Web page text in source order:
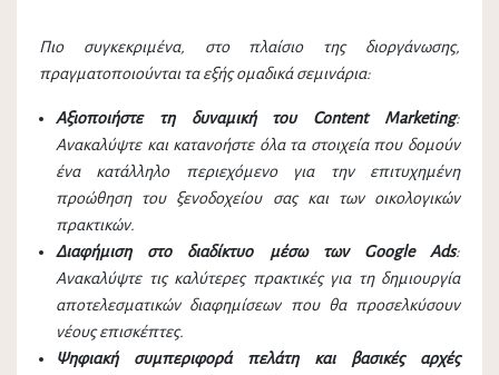
Πιο συγκεκριμένα, στο πλαίσιο της διοργάνωσης,
πραγματοποιούνται τα εξής ομαδικά σεμινάρια:
Αξιοποιήστε τη δυναμική του Content Marketing:
Ανακαλύψτε και κατανοήστε όλα τα στοιχεία που δομούν
ένα κατάλληλο περιεχόμενο για την επιτυχημένη
προώθηση του ξενοδοχείου σας και των οικολογικών
πρακτικών.
Διαφήμιση στο διαδίκτυο μέσω των Google Ads:
Ανακαλύψτε τις καλύτερες πρακτικές για τη δημιουργία
αποτελεσματικών διαφημίσεων που θα προσελκύσουν
νέους επισκέπτες.
Ψηφιακή συμπεριφορά πελάτη και βασικές αρχές